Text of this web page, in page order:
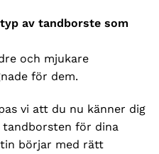
av tandborste som
och mjukare
för dem.
vi att du nu känner dig
för dina
börjar med rätt